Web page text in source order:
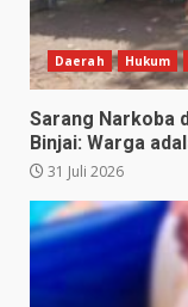
Daerah Hukum
Sarang Narkoba
Binjai: Warga
31 Juli 2026